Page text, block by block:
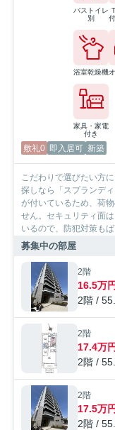
バストイレ
別
浴室乾燥機
家具・家電
付き
敷礼0 即入居可 新築
こだわりで選びたい方
探しなら「スプランデ
が付いているため、荷
せん。セキュリティ面
いるので、防犯対策も
クインクロゼットなど
に重宝します。室内設
とても充実しています
つかりましたら、当社
も承っております。
募集中の部屋
2階
16.5万円
2階 /
2階
17.4万円
2階 /
2階
17.5万円
2階 /